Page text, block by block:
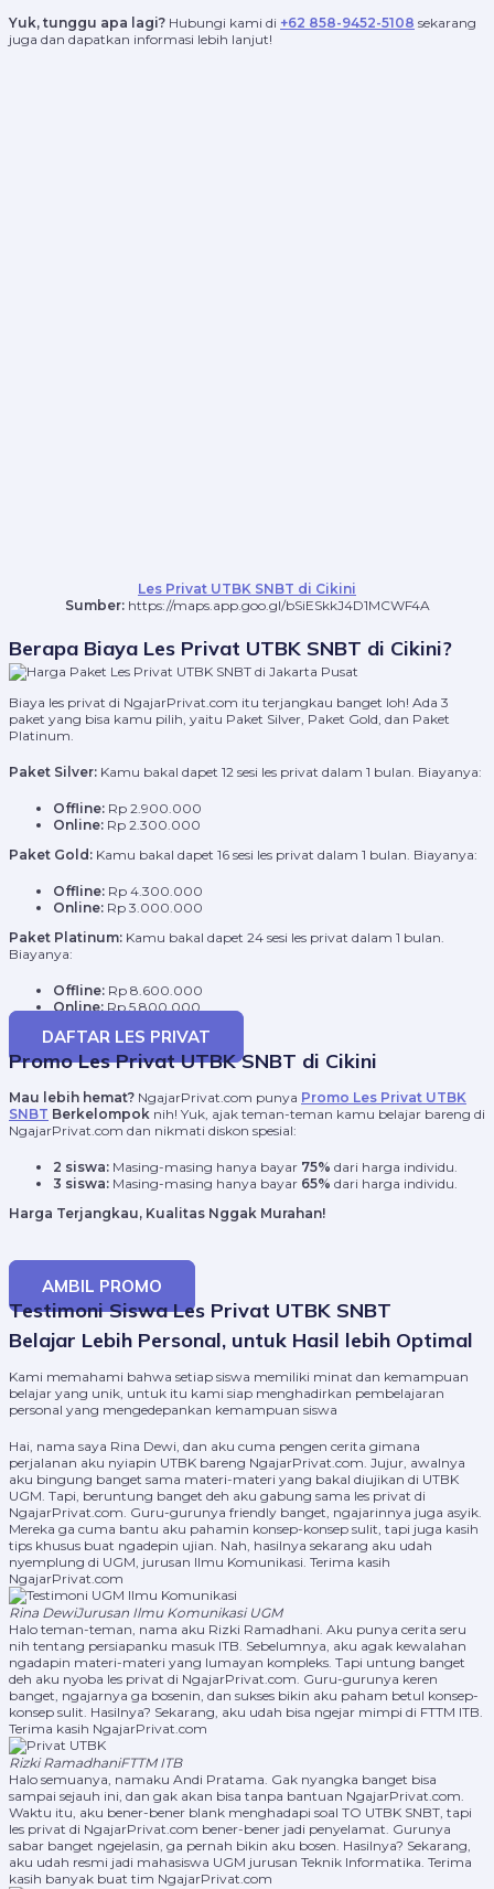
Yuk, tunggu apa lagi? Hubungi kami di +62 858-9452-5108 sekarang
juga dan dapatkan informasi lebih lanjut!
Les Privat UTBK SNBT di Cikini
Sumber: https://maps.app.goo.gl/bSiESkkJ4D1MCWF4A
Berapa Biaya Les Privat UTBK SNBT di Cikini?
Biaya les privat di NgajarPrivat.com itu terjangkau banget loh! Ada 3
paket yang bisa kamu pilih, yaitu Paket Silver, Paket Gold, dan Paket
Platinum.
Paket Silver: Kamu bakal dapet 12 sesi les privat dalam 1 bulan. Biayanya:
Offline: Rp 2.900.000
Online: Rp 2.300.000
Paket Gold: Kamu bakal dapet 16 sesi les privat dalam 1 bulan. Biayanya:
Offline: Rp 4.300.000
Online: Rp 3.000.000
Paket Platinum: Kamu bakal dapet 24 sesi les privat dalam 1 bulan.
Biayanya:
Offline: Rp 8.600.000
Online:Rp 5.800.000
DAFTAR LES PRIVAT
Promo Les Privat UTBK SNBT di Cikini
Mau lebih hemat? NgajarPrivat.com punya Promo Les Privat UTBK
SNBT Berkelompok nih! Yuk, ajak teman-teman kamu belajar bareng di
NgajarPrivat.com dan nikmati diskon spesial:
2 siswa: Masing-masing hanya bayar 75% dari harga individu.
3 siswa: Masing-masing hanya bayar 65% dari harga individu.
Harga Terjangkau, Kualitas Nggak Murahan!
AMBIL PROMO
Testimoni Siswa Les Privat UTBK SNBT
Belajar Lebih Personal, untuk Hasil lebih Optimal
Kami memahami bahwa setiap siswa memiliki minat dan kemampuan
belajar yang unik, untuk itu kami siap menghadirkan pembelajaran
personal yang mengedepankan kemampuan siswa
Hai, nama saya Rina Dewi, dan aku cuma pengen cerita gimana
perjalanan aku nyiapin UTBK bareng NgajarPrivat.com. Jujur, awalnya
aku bingung banget sama materi-materi yang bakal diujikan di UTBK
UGM. Tapi, beruntung banget deh aku gabung sama les privat di
NgajarPrivat.com. Guru-gurunya friendly banget, ngajarinnya juga asyik.
Mereka ga cuma bantu aku pahamin konsep-konsep sulit, tapi juga kasih
tips khusus buat ngadepin ujian. Nah, hasilnya sekarang aku udah
nyemplung di UGM, jurusan Ilmu Komunikasi. Terima kasih
NgajarPrivat.com
Rina DewiJurusan Ilmu Komunikasi UGM
Halo teman-teman, nama aku Rizki Ramadhani. Aku punya cerita seru
nih tentang persiapanku masuk ITB. Sebelumnya, aku agak kewalahan
ngadapin materi-materi yang lumayan kompleks. Tapi untung banget
deh aku nyoba les privat di NgajarPrivat.com. Guru-gurunya keren
banget, ngajarnya ga bosenin, dan sukses bikin aku paham betul konsep-
konsep sulit. Hasilnya? Sekarang, aku udah bisa ngejar mimpi di FTTM ITB.
Terima kasih NgajarPrivat.com
Rizki RamadhaniFTTM ITB
Halo semuanya, namaku Andi Pratama. Gak nyangka banget bisa
sampai sejauh ini, dan gak akan bisa tanpa bantuan NgajarPrivat.com.
Waktu itu, aku bener-bener blank menghadapi soal TO UTBK SNBT, tapi
les privat di NgajarPrivat.com bener-bener jadi penyelamat. Gurunya
sabar banget ngejelasin, ga pernah bikin aku bosen. Hasilnya? Sekarang,
aku udah resmi jadi mahasiswa UGM jurusan Teknik Informatika. Terima
kasih banyak buat tim NgajarPrivat.com